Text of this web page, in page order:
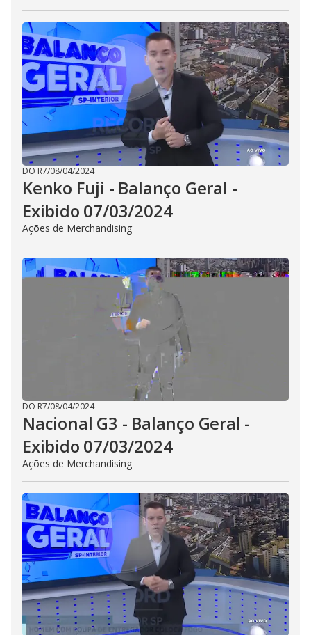
DO R7/08/04/2024
Kenko Fuji - Balanço Geral -
Exibido 07/03/2024
Ações de Merchandising
DO R7/08/04/2024
Nacional G3 - Balanço Geral -
Exibido 07/03/2024
Ações de Merchandising